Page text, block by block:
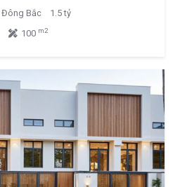
Đông Bắc
1.5 tỷ
100 m2